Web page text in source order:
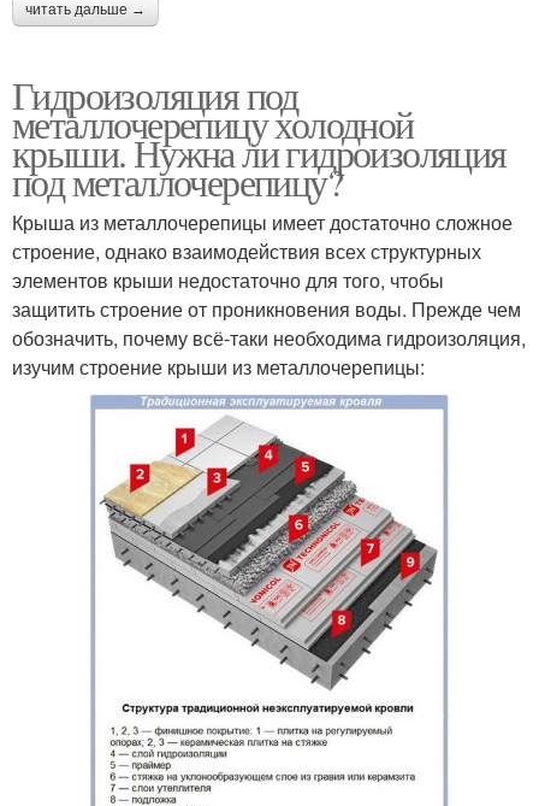
читать дальше →
Гидроизоляция под
металлочерепицу холодной
крыши. Нужна ли гидроизоляция
под металлочерепицу?
Крыша из металлочерепицы имеет достаточно сложное
строение, однако взаимодействия всех структурных
элементов крыши недостаточно для того, чтобы
защитить строение от проникновения воды. Прежде чем
обозначить, почему всё-таки необходима гидроизоляция,
изучим строение крыши из металлочерепицы: